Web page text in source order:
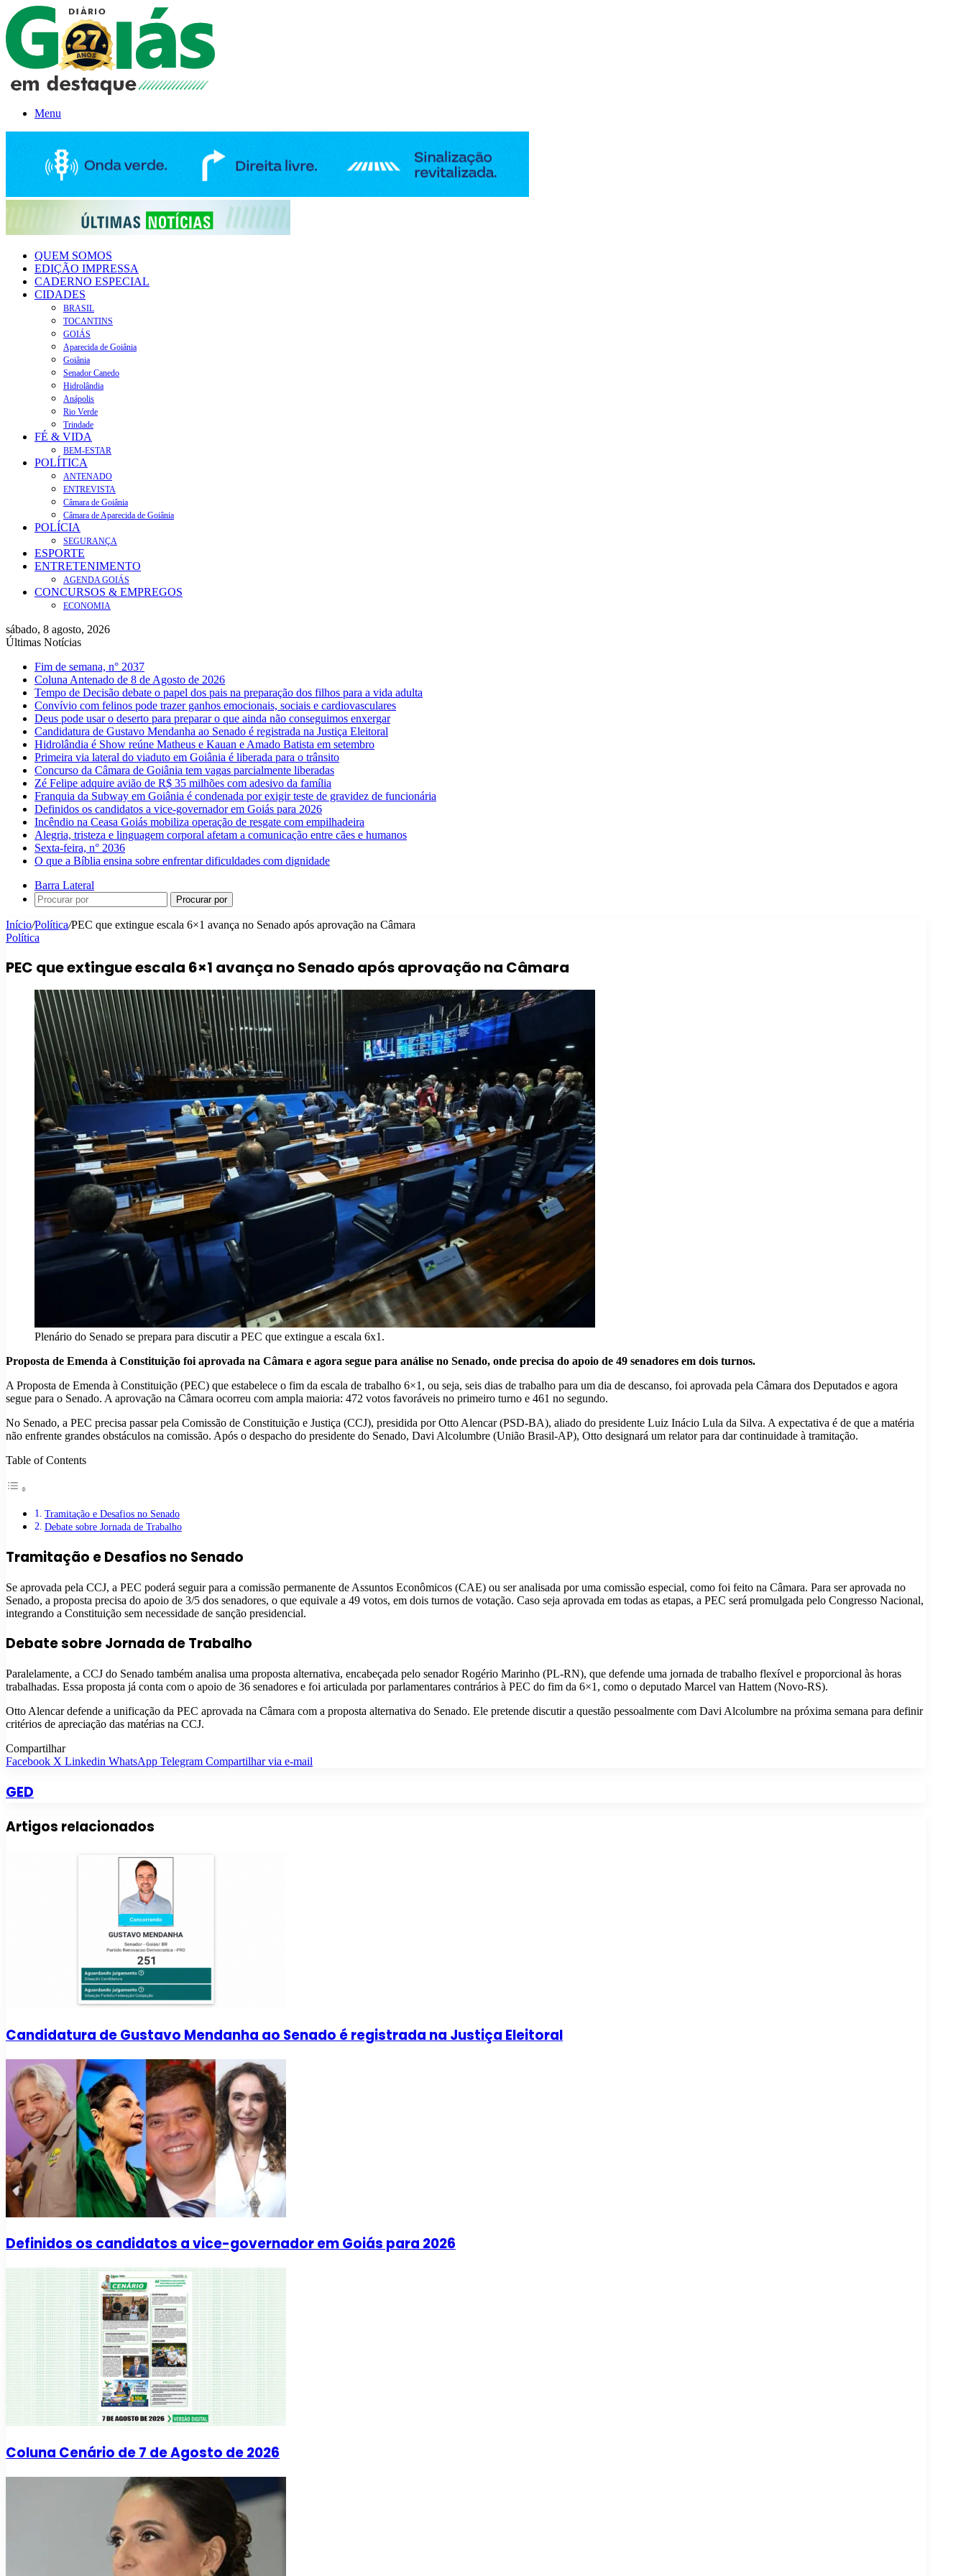
Menu
QUEM SOMOS
EDIÇÃO IMPRESSA
CADERNO ESPECIAL
CIDADES
BRASIL
TOCANTINS
GOIÁS
Aparecida de Goiânia
Goiânia
Senador Canedo
Hidrolândia
Anápolis
Rio Verde
Trindade
FÉ & VIDA
BEM-ESTAR
POLÍTICA
ANTENADO
ENTREVISTA
Câmara de Goiânia
Câmara de Aparecida de Goiânia
POLÍCIA
SEGURANÇA
ESPORTE
ENTRETENIMENTO
AGENDA GOIÁS
CONCURSOS & EMPREGOS
ECONOMIA
sábado, 8 agosto, 2026
Últimas Notícias
Fim de semana, n° 2037
Coluna Antenado de 8 de Agosto de 2026
Tempo de Decisão debate o papel dos pais na preparação dos filhos para a vida adulta
Convívio com felinos pode trazer ganhos emocionais, sociais e cardiovasculares
Deus pode usar o deserto para preparar o que ainda não conseguimos enxergar
Candidatura de Gustavo Mendanha ao Senado é registrada na Justiça Eleitoral
Hidrolândia é Show reúne Matheus e Kauan e Amado Batista em setembro
Primeira via lateral do viaduto em Goiânia é liberada para o trânsito
Concurso da Câmara de Goiânia tem vagas parcialmente liberadas
Zé Felipe adquire avião de R$ 35 milhões com adesivo da família
Franquia da Subway em Goiânia é condenada por exigir teste de gravidez de funcionária
Definidos os candidatos a vice-governador em Goiás para 2026
Incêndio na Ceasa Goiás mobiliza operação de resgate com empilhadeira
Alegria, tristeza e linguagem corporal afetam a comunicação entre cães e humanos
Sexta-feira, n° 2036
O que a Bíblia ensina sobre enfrentar dificuldades com dignidade
Barra Lateral
Procurar por
Início/Política/PEC que extingue escala 6×1 avança no Senado após aprovação na Câmara
Política
PEC que extingue escala 6×1 avança no Senado após aprovação na Câmara
Plenário do Senado se prepara para discutir a PEC que extingue a escala 6x1.
Proposta de Emenda à Constituição foi aprovada na Câmara e agora segue para análise no Senado, onde precisa do apoio de 49 senadores em dois turnos.
A Proposta de Emenda à Constituição (PEC) que estabelece o fim da escala de trabalho 6×1, ou seja, seis dias de trabalho para um dia de descanso, foi aprovada pela Câmara dos Deputados e agora
segue para o Senado. A aprovação na Câmara ocorreu com ampla maioria: 472 votos favoráveis no primeiro turno e 461 no segundo.
No Senado, a PEC precisa passar pela Comissão de Constituição e Justiça (CCJ), presidida por Otto Alencar (PSD-BA), aliado do presidente Luiz Inácio Lula da Silva. A expectativa é de que a matéria
não enfrente grandes obstáculos na comissão. Após o despacho do presidente do Senado, Davi Alcolumbre (União Brasil-AP), Otto designará um relator para dar continuidade à tramitação.
Table of Contents
Tramitação e Desafios no Senado
Debate sobre Jornada de Trabalho
Tramitação e Desafios no Senado
Se aprovada pela CCJ, a PEC poderá seguir para a comissão permanente de Assuntos Econômicos (CAE) ou ser analisada por uma comissão especial, como foi feito na Câmara. Para ser aprovada no
Senado, a proposta precisa do apoio de 3/5 dos senadores, o que equivale a 49 votos, em dois turnos de votação. Caso seja aprovada em todas as etapas, a PEC será promulgada pelo Congresso Nacional,
integrando a Constituição sem necessidade de sanção presidencial.
Debate sobre Jornada de Trabalho
Paralelamente, a CCJ do Senado também analisa uma proposta alternativa, encabeçada pelo senador Rogério Marinho (PL-RN), que defende uma jornada de trabalho flexível e proporcional às horas
trabalhadas. Essa proposta já conta com o apoio de 36 senadores e foi articulada por parlamentares contrários à PEC do fim da 6×1, como o deputado Marcel van Hattem (Novo-RS).
Otto Alencar defende a unificação da PEC aprovada na Câmara com a proposta alternativa do Senado. Ele pretende discutir a questão pessoalmente com Davi Alcolumbre na próxima semana para definir
critérios de apreciação das matérias na CCJ.
Compartilhar
Facebook X Linkedin WhatsApp Telegram Compartilhar via e-mail
GED
Artigos relacionados
Candidatura de Gustavo Mendanha ao Senado é registrada na Justiça Eleitoral
Definidos os candidatos a vice-governador em Goiás para 2026
Coluna Cenário de 7 de Agosto de 2026